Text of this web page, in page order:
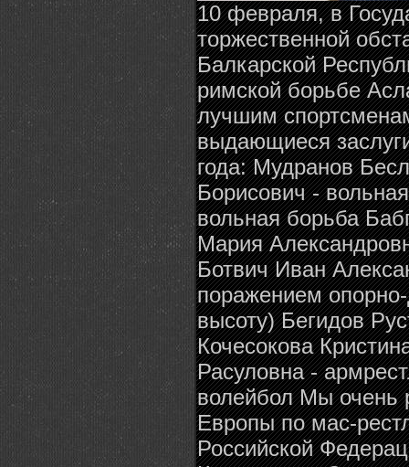
10 февраля, в
торжественной
Балкарской
римской борьбе
лучшим
выдающиеся
года: Мудранов
Борисович -
вольная борьба
Мария
Ботвич Иван
поражением
высоту) Бегидов
Кочесокова
Расуловна -
волейбол Мы очень
Европы по мас-
Российской